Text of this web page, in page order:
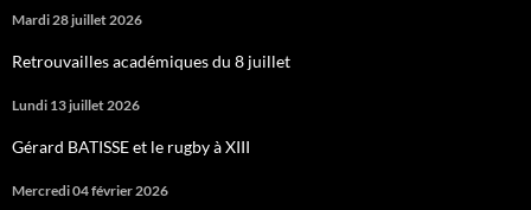
Mardi 28 juillet 2026
Retrouvailles académiques du 8 juillet
Lundi 13 juillet 2026
Gérard BATISSE et le rugby à XIII
Mercredi 04 février 2026